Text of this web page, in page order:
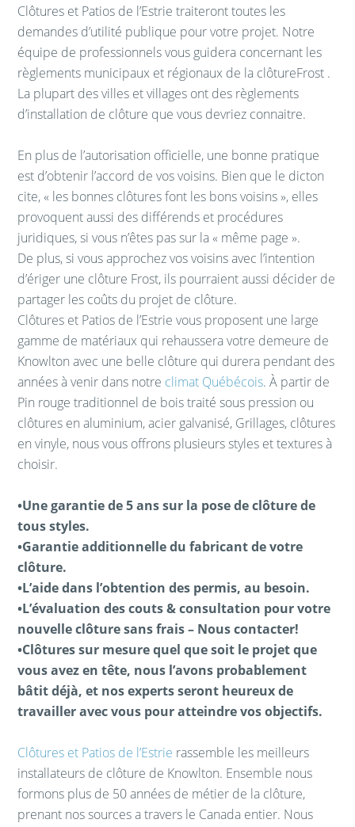
Clôtures et Patios de l’Estrie traiteront toutes les
demandes d’utilité publique pour votre projet. Notre
équipe de professionnels vous guidera concernant les
règlements municipaux et régionaux de la clôtureFrost .
La plupart des villes et villages ont des règlements
d’installation de clôture que vous devriez connaitre.
En plus de l’autorisation officielle, une bonne pratique
est d’obtenir l’accord de vos voisins. Bien que le dicton
cite, « les bonnes clôtures font les bons voisins », elles
provoquent aussi des différends et procédures
juridiques, si vous n’êtes pas sur la « même page ».
De plus, si vous approchez vos voisins avec l’intention
d’ériger une clôture Frost, ils pourraient aussi décider de
partager les coûts du projet de clôture.
Clôtures et Patios de l’Estrie vous proposent une large
gamme de matériaux qui rehaussera votre demeure de
Knowlton avec une belle clôture qui durera pendant des
années à venir dans notre climat Québécois. À partir de
Pin rouge traditionnel de bois traité sous pression ou
clôtures en aluminium, acier galvanisé, Grillages, clôtures
en vinyle, nous vous offrons plusieurs styles et textures à
choisir.
•Une garantie de 5 ans sur la pose de clôture de
tous styles.
•Garantie additionnelle du fabricant de votre
clôture.
•L’aide dans l’obtention des permis, au besoin.
•L’évaluation des couts & consultation pour votre
nouvelle clôture sans frais – Nous contacter!
•Clôtures sur mesure quel que soit le projet que
vous avez en tête, nous l’avons probablement
bâtit déjà, et nos experts seront heureux de
travailler avec vous pour atteindre vos objectifs.
Clôtures et Patios de l’Estrie rassemble les meilleurs
installateurs de clôture de Knowlton. Ensemble nous
formons plus de 50 années de métier de la clôture,
prenant nos sources a travers le Canada entier. Nous